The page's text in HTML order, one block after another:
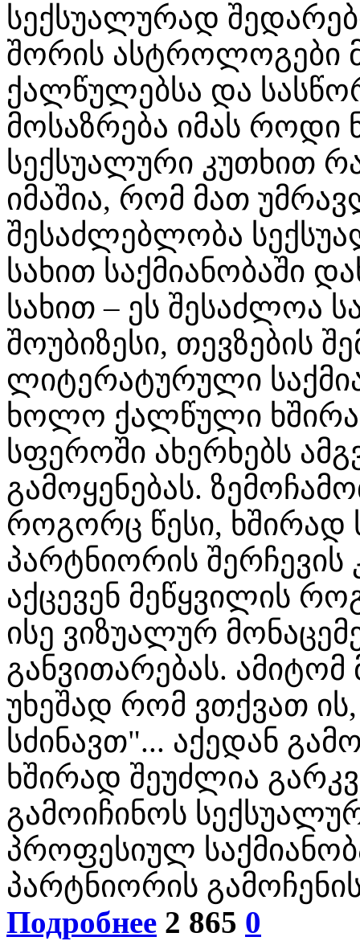
სექსუალურად
შორის ასტროლოგები
ქალწულებსა და
მოსაზრება იმას როდი
სექსუალური კუთხით
იმაშია, რომ მათ
შესაძლებლობა
სახით საქმიანობაში
სახით – ეს შესაძლოა
შოუბიზესი, თევზების
ლიტერატურული
ხოლო ქალწული ხშირად
სფეროში ახერხებს
გამოყენებას.
როგორც წესი, ხშირად
პარტნიორის შერჩევის
აქცევენ მეწყვილის
ისე ვიზუალურ
განვითარებას.
უხეშად რომ ვთქვათ
სძინავთ"... აქედან
ხშირად შეუძლია
გამოიჩინოს
პროფესიულ
პარტნიორის
Подробнее 2 865 0